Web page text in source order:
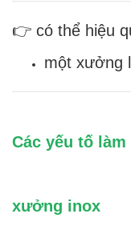
👉 có thể hiệu
một xưởng
Các yếu tố
xưởng inox